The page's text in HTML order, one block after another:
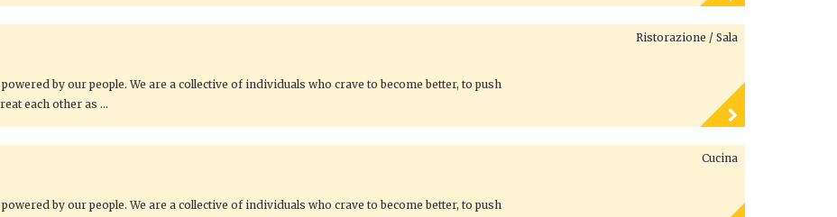
Ristorazione / Sala
by our people. We are a collective of individuals who crave to become better, to push
each other as …
Cucina
by our people. We are a collective of individuals who crave to become better, to push